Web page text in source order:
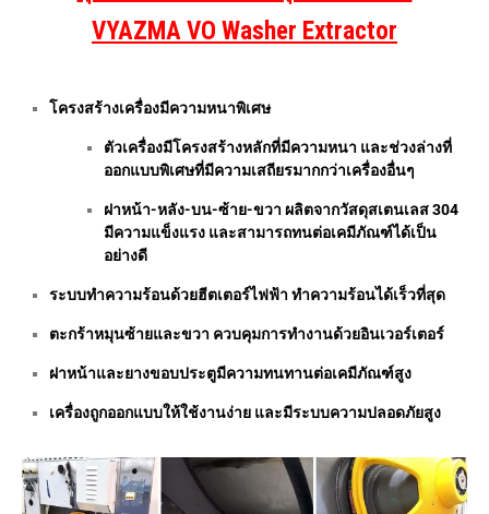
VYAZMA VO Washer Extractor
โครงสร้างเครื่องมีความหนาพิเศษ
ตัวเครื่องมีโครงสร้างหลักที่มีความหนา และช่วงล่างที่
ออกแบบพิเศษที่มีความเสถียรมากกว่าเครื่องอื่นๆ
ฝาหน้า-หลัง-บน-ซ้าย-ขวา ผลิตจากวัสดุสเตนเลส 304
มีความแข็งแรง และสามารถทนต่อเคมีภัณฑ์ได้เป็น
อย่างดี
ระบบทำความร้อนด้วยฮีตเตอร์ไฟฟ้า ทำความร้อนได้เร็วที่สุด
ตะกร้าหมุนซ้ายและขวา ควบคุมการทำงานด้วยอินเวอร์เตอร์
ฝาหน้าและยางขอบประตูมีความทนทานต่อเคมีภัณฑ์สูง
เครื่องถูกออกแบบให้ใช้งานง่าย และมีระบบความปลอดภัยสูง